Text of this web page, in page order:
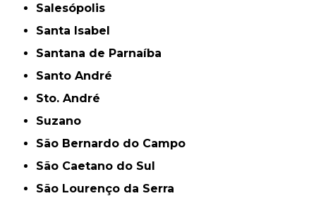
Salesópolis
Santa Isabel
Santana de Parnaíba
Santo André
Sto. André
Suzano
São Bernardo do Campo
São Caetano do Sul
São Lourenço da Serra